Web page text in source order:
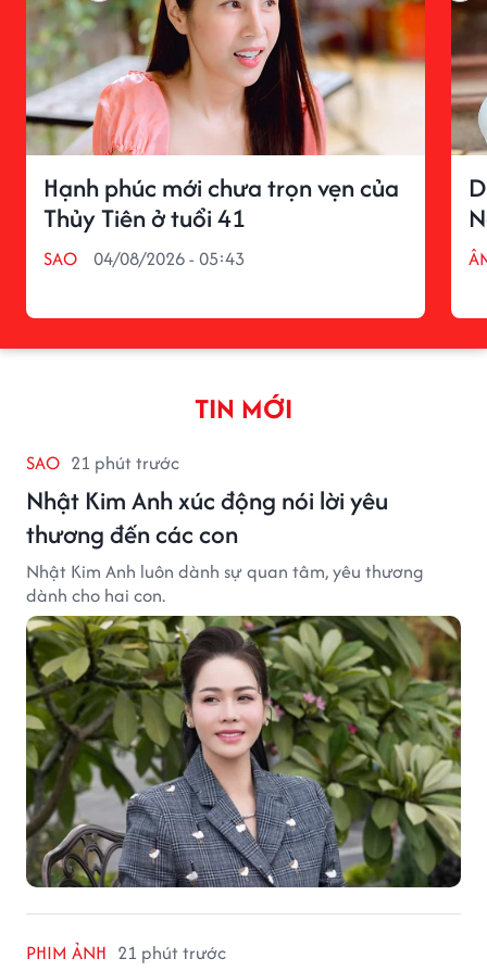
Hạnh phúc mới chưa trọn vẹn của
Thủy Tiên ở tuổi 41
SAO 04/08/2026 - 05:43
TIN MỚI
SAO 21 phút trước
Nhật Kim Anh xúc động nói lời yêu
thương đến các con
Nhật Kim Anh luôn dành sự quan tâm, yêu thương
dành cho hai con.
PHIM ẢNH 21 phút trước